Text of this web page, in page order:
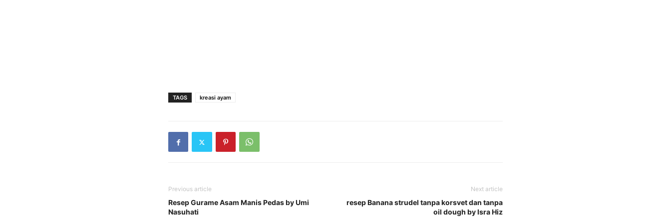
TAGS kreasi ayam
Previous article
Resep Gurame Asam Manis Pedas by Umi
Nasuhati
Next article
resep Banana strudel tanpa korsvet dan tanpa
oil dough by Isra Hiz